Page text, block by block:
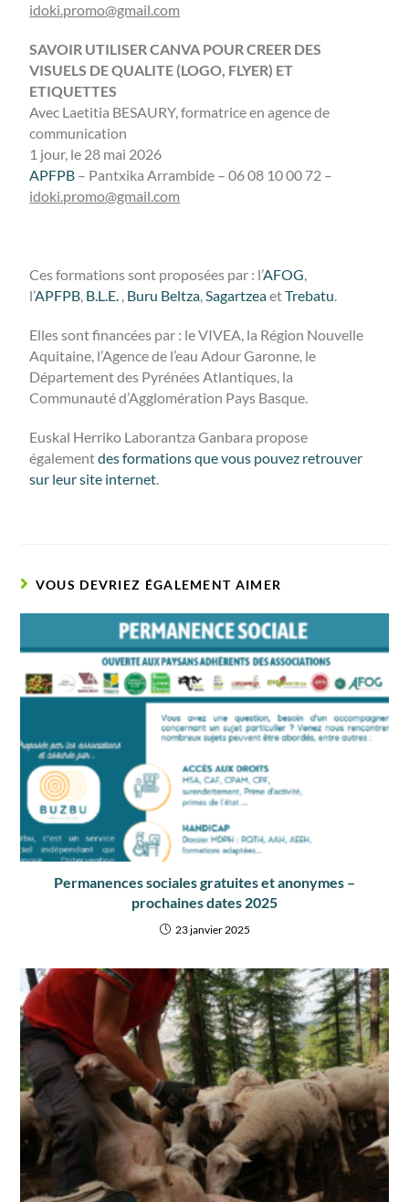
idoki.promo@gmail.com
SAVOIR UTILISER CANVA POUR CREER DES
VISUELS DE QUALITE (LOGO, FLYER) ET
ETIQUETTES
Avec Laetitia BESAURY, formatrice en agence de
communication
1 jour, le 28 mai 2026
APFPB – Pantxika Arrambide – 06 08 10 00 72 –
idoki.promo@gmail.com
Ces formations sont proposées par : l’AFOG,
l’APFPB, B.L.E. , Buru Beltza,SagartzeaetTrebatu.
Elles sont financées par : le VIVEA, la Région Nouvelle
Aquitaine, l’Agence de l’eau Adour Garonne, le
Département des Pyrénées Atlantiques, la
Communauté d’Agglomération Pays Basque.
Euskal Herriko Laborantza Ganbara propose
égalementdes formations que vous pouvez retrouver
sur leur site internet.
VOUS DEVRIEZ ÉGALEMENT AIMER
Permanences sociales gratuites et anonymes –
prochaines dates 2025
23 janvier 2025